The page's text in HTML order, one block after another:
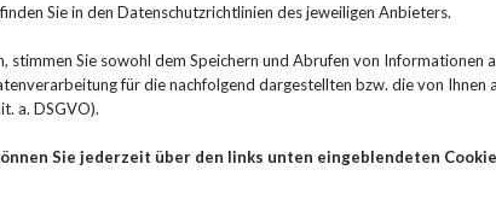
Wie wirkt Doxylaminsuccinat?
Ursprünglich wurde der Wirkstoff
gegen Allergien eingesetzt. Allerdings war bei deren
Nun wird der Wirkstoff in Form von Tabletten,
wirkt zentral dämpfend und macht innerhalb einer
Sie in den Datenschutzrichtlinien des jeweiligen Anbieters.
stimmen Sie sowohl dem Speichern und Abrufen von Informationen
für die nachfolgend dargestellten bzw. die von Ihnen
a. DSGVO).
Sie jederzeit über den links unten eingeblendeten